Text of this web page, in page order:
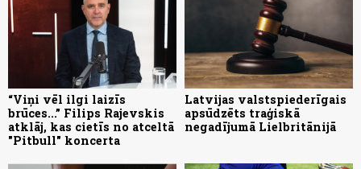
“Viņi vēl ilgi laizīs
brūces...” Filips Rajevskis
atklāj, kas cietīs no atceltā
"Pitbull" koncerta
Latvijas valstspiederīgais
apsūdzēts traģiskā
negadījumā Lielbritānijā